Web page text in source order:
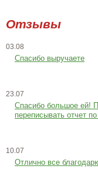
Отзывы
03.08
Спасибо выручаете
23.07
Cпасибо большое ей!
переписывать отчет
10.07
Отлично все